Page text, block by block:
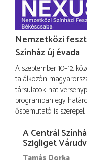
Nemzetközi
Színház új évada
A szeptember 10–12.
találkozón
társulatok hat
programban egy
ősbemutató is szerepel.
A Centrál
Szigliget
Tamás Dorka